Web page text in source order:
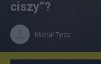
P-4859 - spojrzenie. fot.
ciszy”?
Michał Tyrpa